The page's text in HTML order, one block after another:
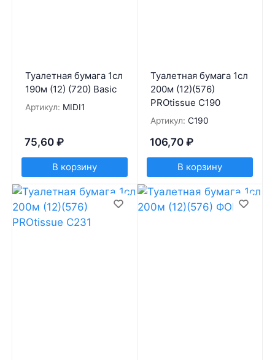
Туалетная бумага 1сл
190м (12) (720) Basic
Артикул: MIDI1
75,60 ₽
В корзину
Туалетная бумага 1сл
200м (12)(576)
PROtissue С190
Артикул: С190
106,70 ₽
В корзину